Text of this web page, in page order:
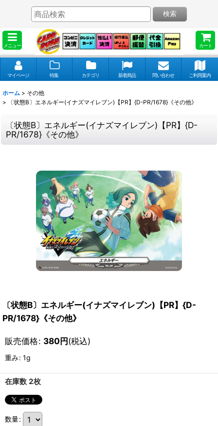
メニュー カート
検索
マイページ 特集 カテゴリ 新着商品 問い合わせ ご利用案内
ホーム > その他
>
〔状態B〕エネルギー(イナズマイレブン)【PR】{D-PR/1678}《その他》
〔状態B〕エネルギー(イナズマイレブン)【PR】{D-
PR/1678}《その他》
〔状態B〕エネルギー(イナズマイレブン)【PR】{D-
PR/1678}《その他》
販売価格: 380円(税込)
重み: 1g
在庫数 2枚
数量: